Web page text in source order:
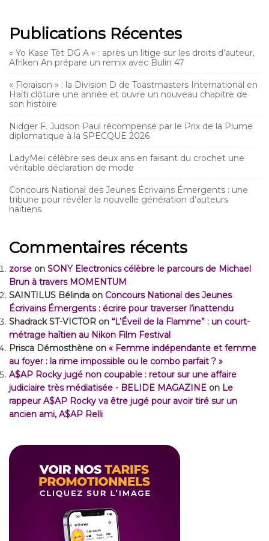
Publications Récentes
« Yo Kase Tèt DG A » : après un litige sur les droits d’auteur,
Afriken An prépare un remix avec Bulin 47
« Floraison » : la Division D de Toastmasters International en
Haïti clôture une année et ouvre un nouveau chapitre de
son histoire
Nidger F. Judson Paul récompensé par le Prix de la Plume
diplomatique à la SPECQUE 2026
LadyMeï célèbre ses deux ans en faisant du crochet une
véritable déclaration de mode
Concours National des Jeunes Écrivains Émergents : une
tribune pour révéler la nouvelle génération d’auteurs
haïtiens
Commentaires récents
zorse on SONY Electronics célèbre le parcours de Michael
Brun à travers MOMENTUM
SAINTILUS Bélinda on Concours National des Jeunes
Écrivains Émergents : écrire pour traverser l’inattendu
Shadrack ST-VICTOR on “L’Éveil de la Flamme” : un court-
métrage haïtien au Nikon Film Festival
Prisca Démosthène on « Femme indépendante et femme
au foyer : la rime impossible ou le combo parfait ? »
A$AP Rocky jugé non coupable : retour sur une affaire
judiciaire très médiatisée - BELIDE MAGAZINE on Le
rappeur A$AP Rocky va être jugé pour avoir tiré sur un
ancien ami, A$AP Relli